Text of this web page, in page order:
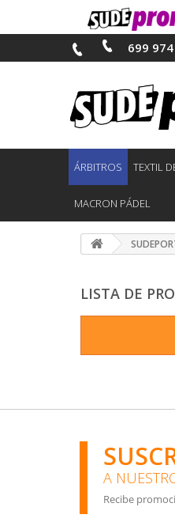
699
ÁRBITROS TEXTIL
MACRON PÁDEL
LISTA DE
A
Recibe